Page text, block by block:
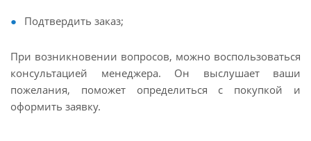
Подтвердить заказ;
При возникновении вопросов, можно воспользоваться
консультацией менеджера. Он выслушает ваши
пожелания, поможет определиться с покупкой и
оформить заявку.